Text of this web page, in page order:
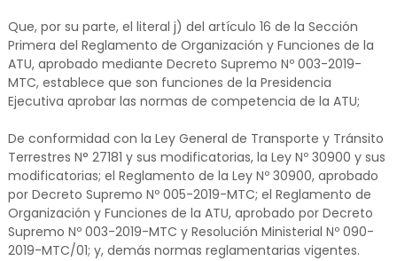
Que, por su parte, el literal j) del artículo 16 de la Sección
Primera del Reglamento de Organización y Funciones de la
ATU, aprobado mediante Decreto Supremo Nº 003-2019-
MTC, establece que son funciones de la Presidencia
Ejecutiva aprobar las normas de competencia de la ATU;
De conformidad con la Ley General de Transporte y Tránsito
Terrestres N° 27181 y sus modificatorias, la Ley Nº 30900 y sus
modificatorias; el Reglamento de la Ley Nº 30900, aprobado
por Decreto Supremo Nº 005-2019-MTC; el Reglamento de
Organización y Funciones de la ATU, aprobado por Decreto
Supremo Nº 003-2019-MTC y Resolución Ministerial Nº 090-
2019-MTC/01; y, demás normas reglamentarias vigentes.